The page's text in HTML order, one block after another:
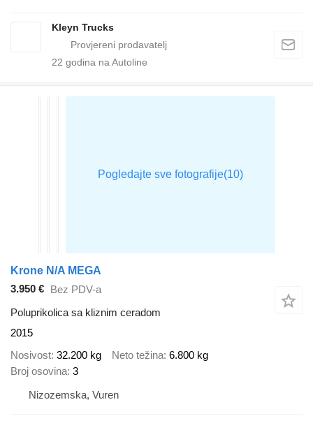
Kleyn Trucks
22 godina na Autoline
Krone N/A MEGA
3.950 € Bez PDV-a
Poluprikolica sa kliznim ceradom
2015
Nosivost 32.200 kg Neto težina 6.800 kg
Broj osovina 3
Nizozemska, Vuren